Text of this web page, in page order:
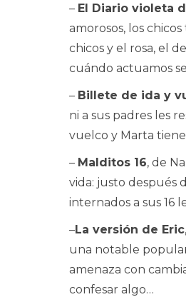
– El Diario violeta
amorosos, los
chicos y el rosa, el
cuándo actuamos
– Billete de ida y
ni a sus padres les
vuelco y Marta
– Malditos 16, de
vida: justo después
internados a sus 16
–La versión de Eric
una notable
amenaza con
confesar algo…